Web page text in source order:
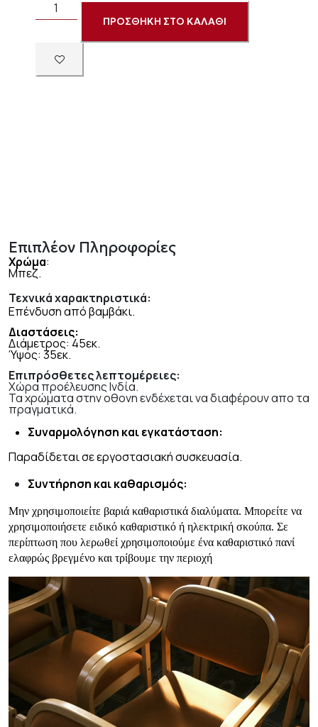
ΠΡΟΣΘΗΚΗ ΣΤΟ ΚΑΛΑΘΙ
Επιπλέον Πληροφορίες
Χρώμα:
Μπεζ.
Τεχνικά χαρακτηριστικά:
Επένδυση από βαμβάκι.
Διαστάσεις:
Διάμετρος: 45εκ.
Ύψος: 35εκ.
Επιπρόσθετες λεπτομέρειες:
Χώρα προέλευσης Ινδία.
Τα χρώματα στην οθονη ενδέχεται να διαφέρουν απο τα
πραγματικά.
Συναρμολόγηση και εγκατάσταση:
Παραδίδεται σε εργοστασιακή συσκευασία.
Συντήρηση και καθαρισμός:
Μην χρησιμοποιείτε βαριά καθαριστικά διαλύματα. Μπορείτε να
χρησιμοποιήσετε ειδικό καθαριστικό ή ηλεκτρική σκούπα. Σε
περίπτωση που λερωθεί χρησιμοποιούμε ένα καθαριστικό πανί
ελαφρώς βρεγμένο και τρίβουμε την περιοχή